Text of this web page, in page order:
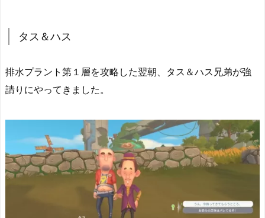
タス＆ハス
排水プラント第１層を攻略した翌朝、タス＆ハス兄弟が強
請りにやってきました。